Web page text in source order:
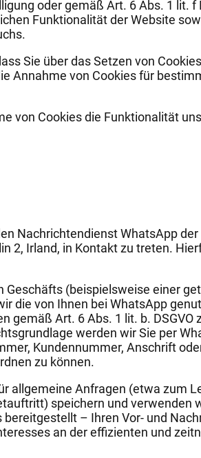
oder gemäß Art. 6 Abs. 1 lit. f
Funktionalität der Website
Sie über das Setzen von
Annahme von Cookies für
von Cookies die Funktionalität
Nachrichtendienst WhatsApp
2, Irland, in Kontakt zu treten.
Geschäfts (beispielsweise einer
die von Ihnen bei WhatsApp
gemäß Art. 6 Abs. 1 lit. b.
werden wir Sie per
Kundennummer, Anschrift
zu können.
allgemeine Anfragen (etwa zum
speichern und verwenden
– Ihren Vor- und
an der effizienten und